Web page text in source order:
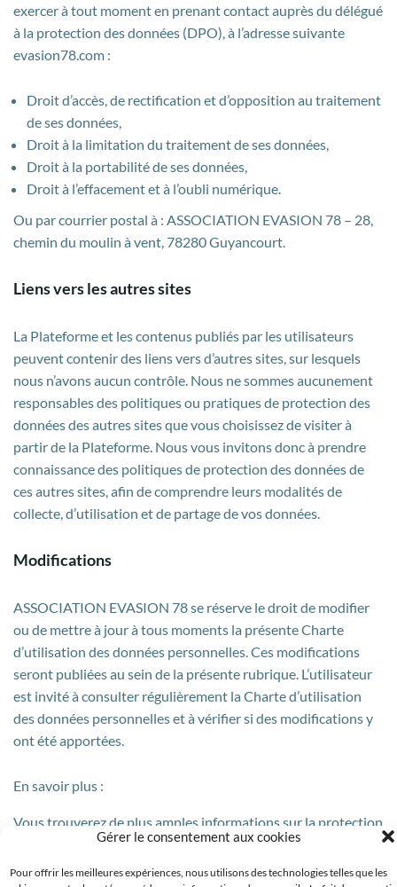
Gérer le consentement aux cookies
Pour offrir les meilleures expériences, nous utilisons des technologies telles que les
exercer à tout moment en prenant contact auprès du délégué
à la protection des données (DPO), à l’adresse suivante
evasion78.com :
Droit d’accès, de rectification et d’opposition au traitement
de ses données,
Droit à la limitation du traitement de ses données,
Droit à la portabilité de ses données,
Droit à l’effacement et à l’oubli numérique.
Ou par courrier postal à : ASSOCIATION EVASION 78 – 28,
chemin du moulin à vent, 78280 Guyancourt.
Liens vers les autres sites
La Plateforme et les contenus publiés par les utilisateurs
peuvent contenir des liens vers d’autres sites, sur lesquels
nous n’avons aucun contrôle. Nous ne sommes aucunement
responsables des politiques ou pratiques de protection des
données des autres sites que vous choisissez de visiter à
partir de la Plateforme. Nous vous invitons donc à prendre
connaissance des politiques de protection des données de
ces autres sites, afin de comprendre leurs modalités de
collecte, d’utilisation et de partage de vos données.
Modifications
ASSOCIATION EVASION 78 se réserve le droit de modifier
ou de mettre à jour à tous moments la présente Charte
d’utilisation des données personnelles. Ces modifications
seront publiées au sein de la présente rubrique. L’utilisateur
est invité à consulter régulièrement la Charte d’utilisation
des données personnelles et à vérifier si des modifications y
ont été apportées.
En savoir plus :
Vous trouverez de plus amples informations sur la protection
des données personnelles sur le site de laCommission
Nationale Informatique et Libertés (
www.cnil.fr )